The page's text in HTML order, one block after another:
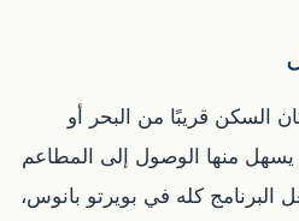
السكن قريبًا من البحر أو
يسهل منها الوصول إلى المطاعم
كله في بويرتو بانوس،